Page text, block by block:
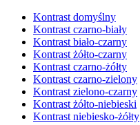
Kontrast domyślny
Kontrast czarno-biały
Kontrast biało-czarny
Kontrast żółto-czarny
Kontrast czarno-żółty
Kontrast czarno-zielony
Kontrast zielono-czarny
Kontrast żółto-niebieski
Kontrast niebiesko-żółty